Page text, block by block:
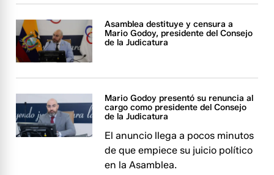
Asamblea destituye y censura a
Mario Godoy, presidente del Consejo
de la Judicatura
Mario Godoy presentó su renuncia al
cargo como presidente del Consejo
de la Judicatura
El anuncio llega a pocos minutos
de que empiece su juicio político
en la Asamblea.